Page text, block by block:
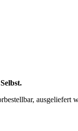
ausgeliefert